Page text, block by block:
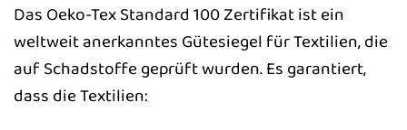
Das Oeko-Tex Standard 100 Zertifikat ist ein
weltweit anerkanntes Gütesiegel für Textilien, die
auf Schadstoffe geprüft wurden. Es garantiert,
dass die Textilien: